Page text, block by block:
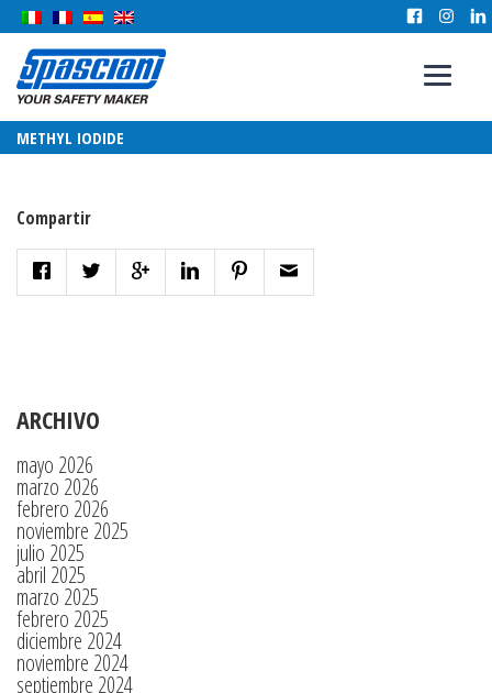
METHYL IODIDE
Compartir
ARCHIVO
mayo 2026
marzo 2026
febrero 2026
noviembre 2025
julio 2025
abril 2025
marzo 2025
febrero 2025
diciembre 2024
noviembre 2024
septiembre 2024